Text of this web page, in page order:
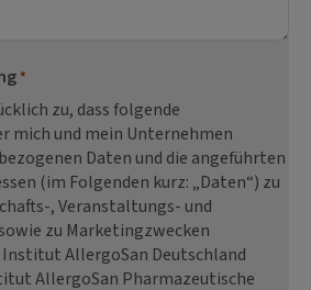
*
zu, dass folgende
mich und mein Unternehmen
Daten und die angeführten
(im Folgenden kurz: „Daten“) zu
, Veranstaltungs- und
zu Marketingzwecken
AllergoSan Deutschland
AllergoSan Pharmazeutische